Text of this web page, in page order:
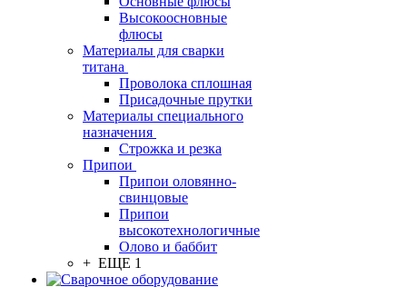
Высокоосновные
флюсы
Материалы для сварки
титана
Проволока сплошная
Присадочные прутки
Материалы специального
назначения
Строжка и резка
Припои
Припои оловянно-
свинцовые
Припои
высокотехнологичные
Олово и баббит
+ ЕЩЕ 1